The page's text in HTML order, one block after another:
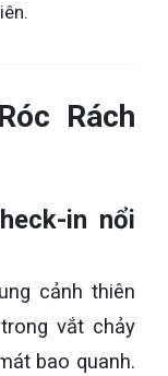
Rách
in nổi
cảnh thiên
vắt chảy
bao quanh.